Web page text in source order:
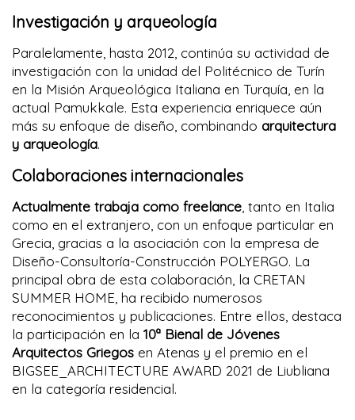
Investigación y arqueología
Paralelamente, hasta 2012, continúa su actividad de
investigación con la unidad del Politécnico de Turín
en la Misión Arqueológica Italiana en Turquía, en la
actual Pamukkale. Esta experiencia enriquece aún
más su enfoque de diseño, combinando arquitectura
y arqueología.
Colaboraciones internacionales
Actualmente trabaja como freelance , tanto en Italia
como en el extranjero, con un enfoque particular en
Grecia, gracias a la asociación con la empresa de
Diseño-Consultoría-Construcción POLYERGO. La
principal obra de esta colaboración, la CRETAN
SUMMER HOME, ha recibido numerosos
reconocimientos y publicaciones. Entre ellos, destaca
la participación en la 10ª Bienal de Jóvenes
Arquitectos Griegos en Atenas y el premio en el
BIGSEE_ARCHITECTURE AWARD 2021 de Liubliana
en la categoría residencial.